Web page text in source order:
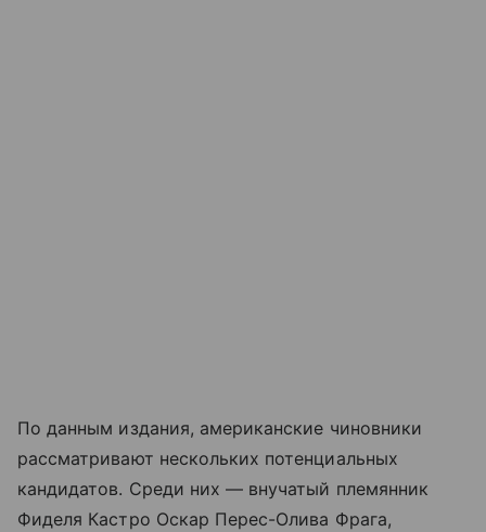
По данным издания, американские чиновники
рассматривают нескольких потенциальных
кандидатов. Среди них — внучатый племянник
Фиделя Кастро Оскар Перес-Олива Фрага,